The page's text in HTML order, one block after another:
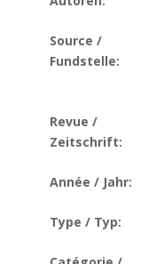
Source /
Fundstelle:
Revue /
Zeitschrift:
Année / Jahr:
Type / Typ: